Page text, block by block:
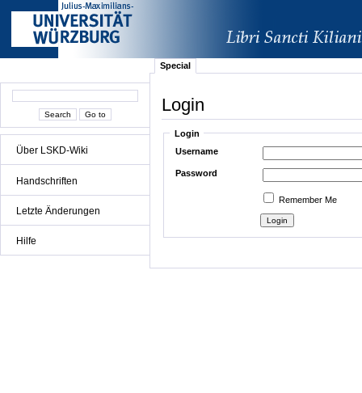
Über LSKD-Wiki
Handschriften
Letzte Änderungen
Hilfe
Special
Login
Login
Username
Password
Remember Me